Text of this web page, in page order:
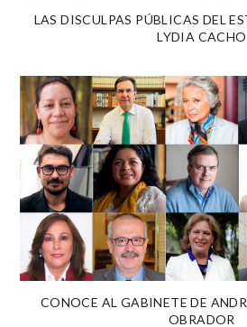
LAS DISCULPAS PÚBLICAS DEL
LYDIA CACHO
CONOCE AL GABINETE DE
OBRADOR